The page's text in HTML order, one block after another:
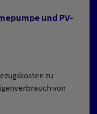
und PV-
zu
von